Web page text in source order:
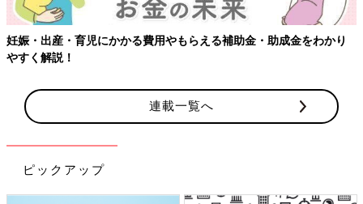
【ワクチン接種できるものも】妊婦の感染症対策、知っておいて！
連載一覧へ
ピックアップ